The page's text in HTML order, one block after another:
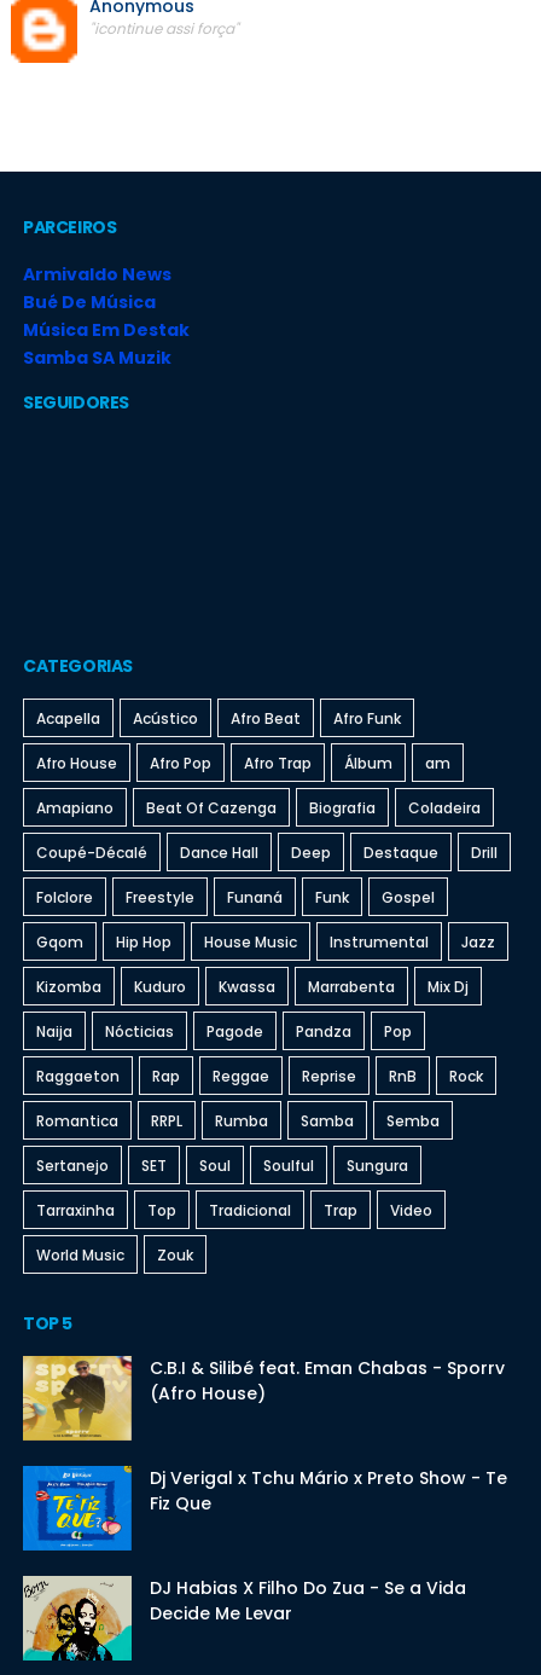
Anonymous
"icontinue assi força"
PARCEIROS
Armivaldo News
Bué De Música
Música Em Destak
Samba SA Muzik
SEGUIDORES
CATEGORIAS
Acapella Acústico Afro Beat Afro Funk
Afro House Afro Pop Afro Trap Álbum am
Amapiano Beat Of Cazenga Biografia Coladeira
Coupé-Décalé Dance Hall Deep Destaque Drill
Folclore Freestyle Funaná Funk Gospel
Gqom Hip Hop House Music Instrumental Jazz
Kizomba Kuduro Kwassa Marrabenta Mix Dj
Naija Nócticias Pagode Pandza Pop
Raggaeton Rap Reggae Reprise RnB Rock
Romantica RRPL Rumba Samba Semba
Sertanejo SET Soul Soulful Sungura
Tarraxinha Top Tradicional Trap Video
World Music Zouk
TOP 5
C.B.I & Silibé feat. Eman Chabas - Sporrv
(Afro House)
Dj Verigal x Tchu Mário x Preto Show - Te
Fiz Que
DJ Habias X Filho Do Zua - Se a Vida
Decide Me Levar